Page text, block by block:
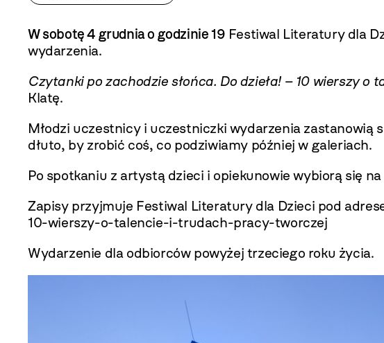
W sobotę 4 grudnia o godzinie 19 Festiwal Literatury dla
wydarzenia.
Czytanki po zachodzie słońca. Do dzieła! – 10 wierszy
Klatę.
Młodzi uczestnicy i uczestniczki wydarzenia zastanowią
dłuto, by zrobić coś, co podziwiamy później w galeriach.
Po spotkaniu z artystą dzieci i opiekunowie wybiorą się
Zapisy przyjmuje Festiwal Literatury dla Dzieci pod
10-wierszy-o-talencie-i-trudach-pracy-tworczej
Wydarzenie dla odbiorców powyżej trzeciego roku życia.